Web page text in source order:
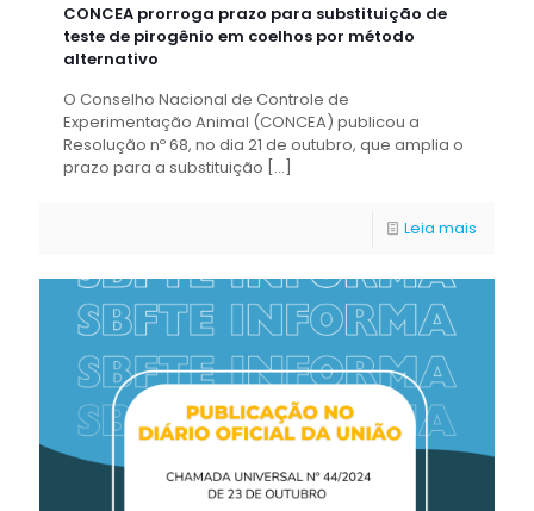
CONCEA prorroga prazo para substituição de
teste de pirogênio em coelhos por método
alternativo
O Conselho Nacional de Controle de
Experimentação Animal (CONCEA) publicou a
Resolução nº 68, no dia 21 de outubro, que amplia o
prazo para a substituição […]
Leia mais